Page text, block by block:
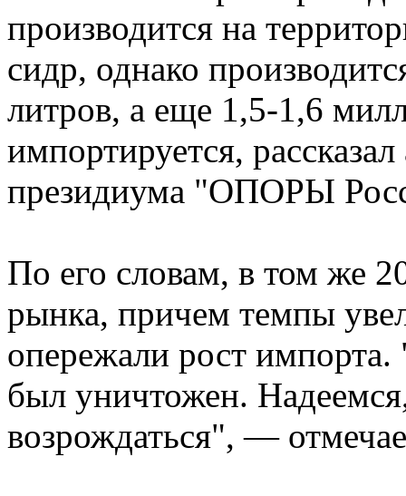
производится на
сидр, однако
литров, а еще 1,5-1,6
импортируется,
президиума "ОПОРЫ
По его словам, в том же
рынка, причем темпы
опережали рост
был уничтожен.
возрождаться", —